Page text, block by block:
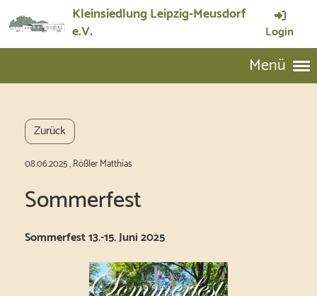
Kleinsiedlung Leipzig-Meusdorf
e.V.
Login
Menü
Zurück
08.06.2025, Rößler Matthias
Sommerfest
Sommerfest 13.-15. Juni 2025